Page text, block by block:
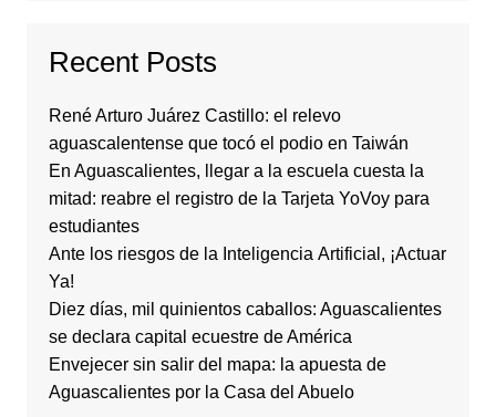
Recent Posts
René Arturo Juárez Castillo: el relevo
aguascalentense que tocó el podio en Taiwán
En Aguascalientes, llegar a la escuela cuesta la
mitad: reabre el registro de la Tarjeta YoVoy para
estudiantes
Ante los riesgos de la Inteligencia Artificial, ¡Actuar
Ya!
Diez días, mil quinientos caballos: Aguascalientes
se declara capital ecuestre de América
Envejecer sin salir del mapa: la apuesta de
Aguascalientes por la Casa del Abuelo